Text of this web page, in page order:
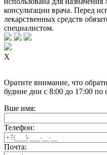
консультации врача. Перед
лекарственных средств
специалистом.
X
Оратите внимание, что
будние дни с 8:00 до 17:00 по
Вше имя:
Телефон:
Почта: